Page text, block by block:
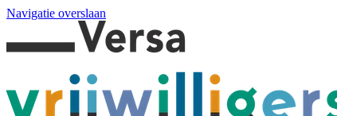
Navigatie overslaan